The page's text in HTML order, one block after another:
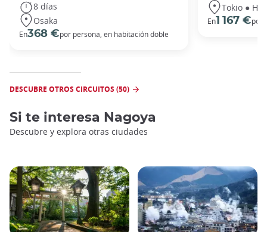
8 días
Osaka
En368 €por persona, en habitación doble
Tokio ●
En1 167 €por
DESCUBRE OTROS CIRCUITOS (50)
Si te interesa Nagoya
Descubre y explora otras ciudades